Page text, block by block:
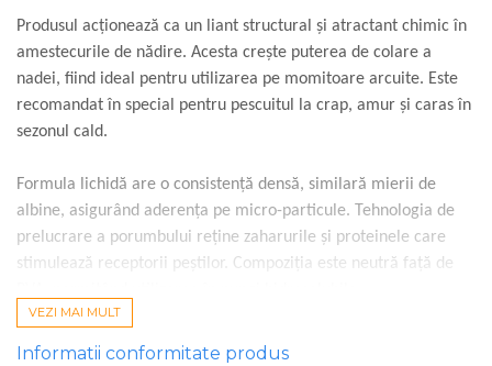
Produsul acționează ca un liant structural și atractant chimic în
amestecurile de nădire. Acesta crește puterea de colare a
nadei, fiind ideal pentru utilizarea pe momitoare arcuite. Este
recomandat în special pentru pescuitul la crap, amur și caras în
sezonul cald.
Formula lichidă are o consistență densă, similară mierii de
albine, asigurând aderența pe micro-particule. Tehnologia de
prelucrare a porumbului reține zaharurile și proteinele care
stimulează receptorii peștilor. Compoziția este neutră față de
Pentru partide rapide de method feeder, diluați laptele de
VEZI MAI MULT
Informatii conformitate produs